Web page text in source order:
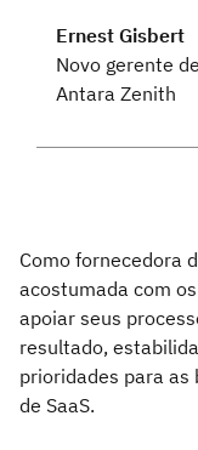
Ernest Gisbert
Novo gerente
Antara Zenith
Como fornecedora
acostumada com
apoiar seus
resultado,
prioridades para as
de SaaS.